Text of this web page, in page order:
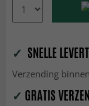
✓ SNELLE
Verzending
✓ GRATIS